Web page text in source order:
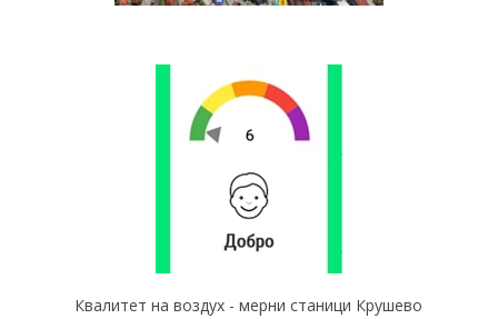
Квалитет на воздух - мерни станици Крушево